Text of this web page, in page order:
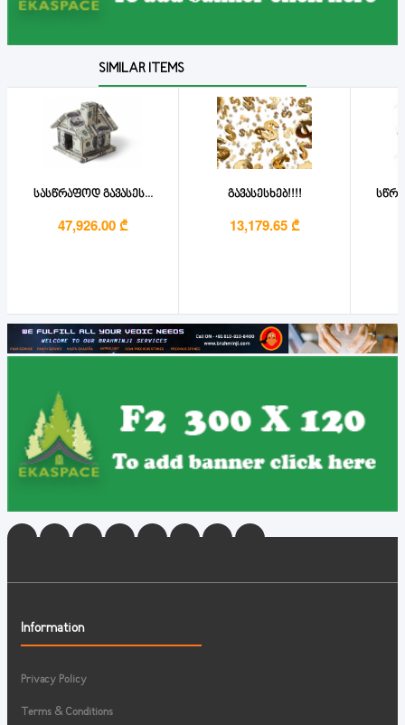
SIMILAR ITEMS
სასწრაფოდ გავასეს...
47,926.00 ₾
გავასესხებ!!!!
13,179.65 ₾
Information
Privacy Policy
Terms & Conditions